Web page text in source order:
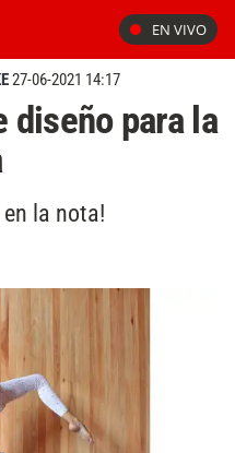
EN VIVO
27-06-2021 14:17
diseño para la
la nota!